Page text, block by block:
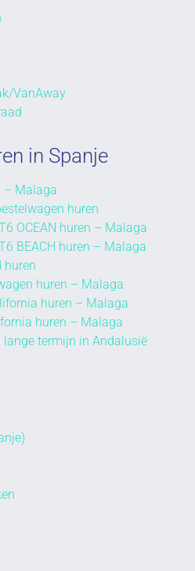
VanAway
in Spanje
– Malaga
huren
OCEAN huren – Malaga
BEACH huren – Malaga
huren
huren – Malaga
huren – Malaga
huren – Malaga
lange termijn in Andalusië